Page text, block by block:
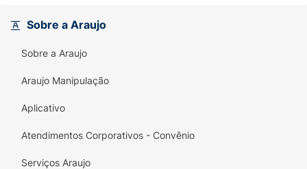
Sobre a Araujo
Sobre a Araujo
Araujo Manipulação
Aplicativo
Atendimentos Corporativos - Convênio
Serviços Araujo